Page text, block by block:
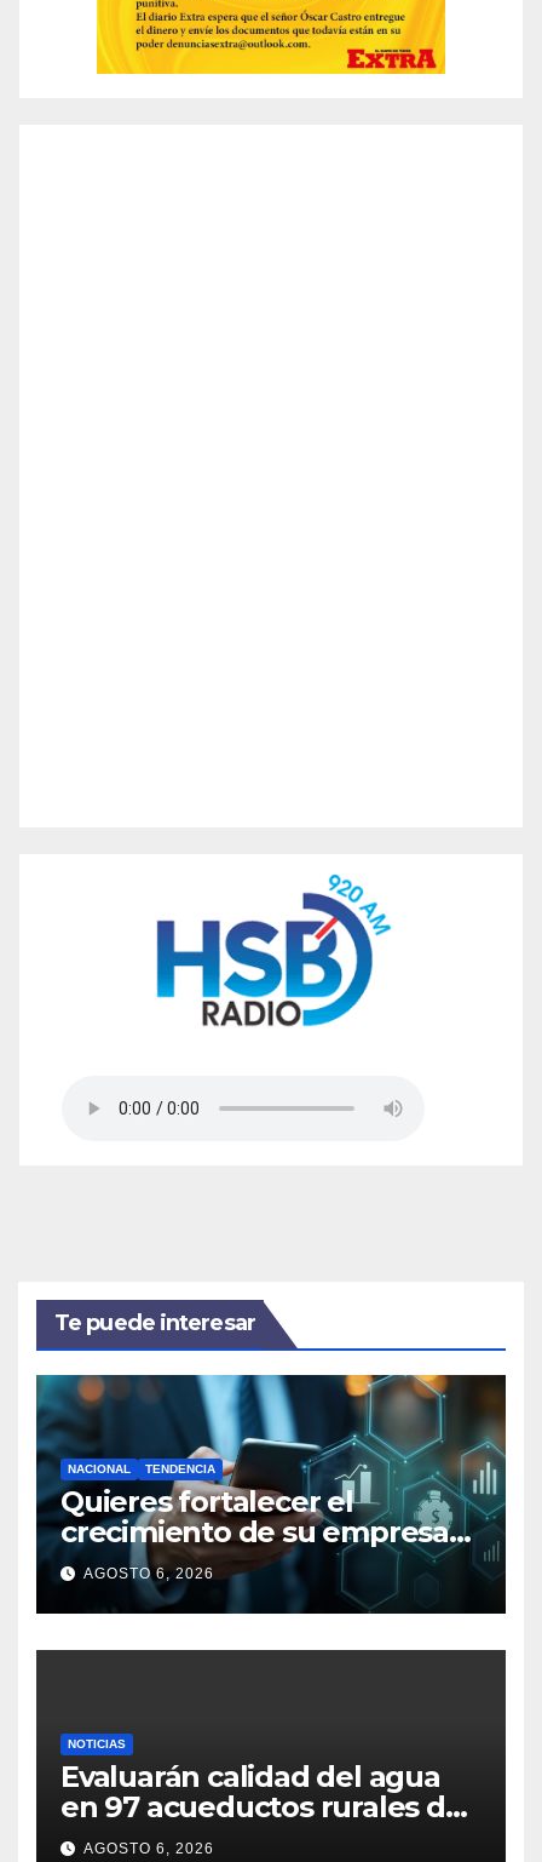
Te puede interesar
NACIONAL TENDENCIA
Quieres fortalecer el
crecimiento de su empresa
en Colombia: ¡Ojo a estas 5
claves financieras!
AGOSTO 6, 2026
NOTICIAS
Evaluarán calidad del agua
en 97 acueductos rurales de
Cundinamarca
AGOSTO 6, 2026